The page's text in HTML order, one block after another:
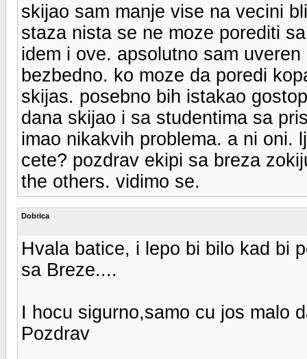
skijao sam manje vise na vecini
staza nista se ne moze porediti
idem i ove. apsolutno sam
bezbedno. ko moze da poredi
skijas. posebno bih istakao
dana skijao i sa studentima sa
imao nikakvih problema. a ni oni.
cete? pozdrav ekipi sa breza
the others. vidimo se.
Dobrica
Hvala batice, i lepo bi bilo kad bi
sa Breze....
I hocu sigurno,samo cu jos malo
Pozdrav